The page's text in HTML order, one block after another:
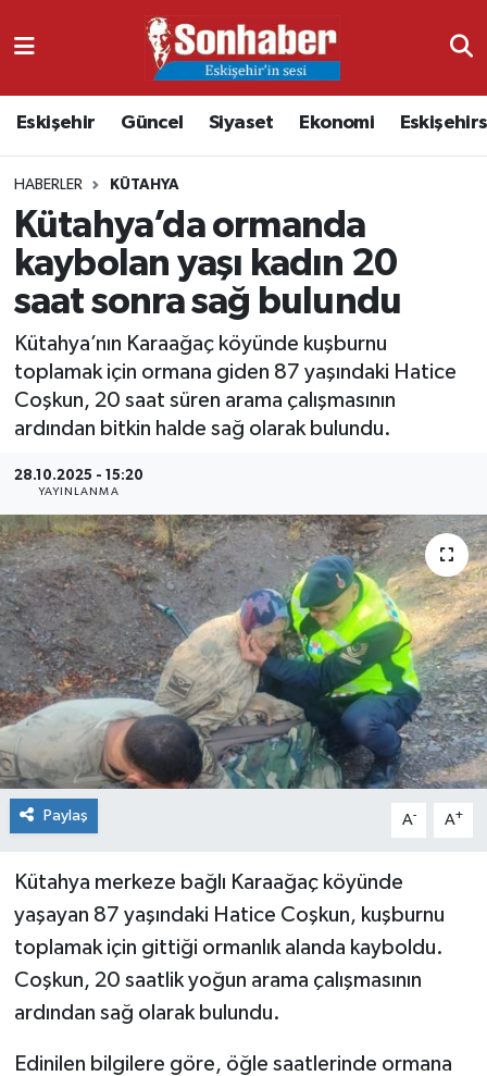
Eskişehir Güncel Siyaset Ekonomi
HABERLER KÜTAHYA
Kütahya’da ormanda
kaybolan yaşı kadın 20
saat sonra sağ bulundu
Kütahya’nın Karaağaç köyünde kuşburnu
toplamak için ormana giden 87 yaşındaki Hatice
Coşkun, 20 saat süren arama çalışmasının
ardından bitkin halde sağ olarak bulundu.
28.10.2025 - 15:20
YAYINLANMA
Paylaş A- A+
Kütahya merkeze bağlı Karaağaç köyünde
yaşayan 87 yaşındaki Hatice Coşkun, kuşburnu
toplamak için gittiği ormanlık alanda kayboldu.
Coşkun, 20 saatlik yoğun arama çalışmasının
ardından sağ olarak bulundu.
Edinilen bilgilere göre, öğle saatlerinde ormana
Ekonomi
Güncel
Kültür & Sanat
Magazin
Resmi İlanlar
Sağlık
Siyaset
Spor
Nöbetçi Eczaneler
Namaz Vakitleri
Trafik Durumu
Süper Lig Puan Durumu ve Fikstür
Tüm Manşetler
Son Dakika Haberleri
Haber Arşivi